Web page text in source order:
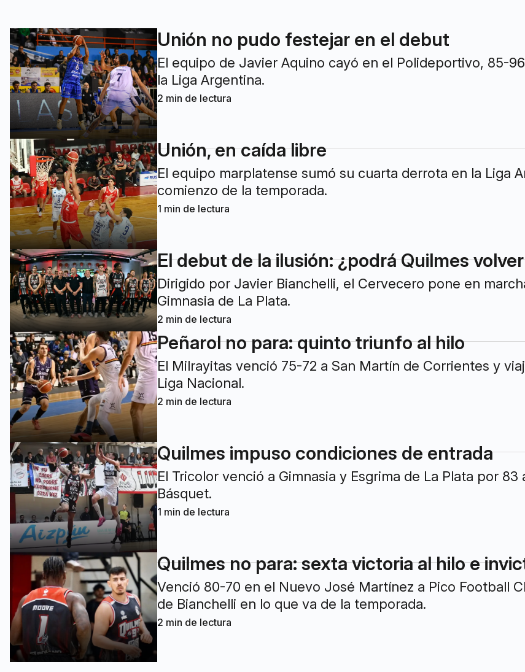
Unión no pudo festejar en el debut
El equipo de Javier Aquino cayó en el Polideportivo, 85-
la Liga Argentina.
2 min de lectura
Unión, en caída libre
El equipo marplatense sumó su cuarta derrota en la Liga
comienzo de la temporada.
1 min de lectura
El debut de la ilusión: ¿podrá Quilmes
Dirigido por Javier Bianchelli, el Cervecero pone en
Gimnasia de La Plata.
2 min de lectura
Peñarol no para: quinto triunfo al hilo
El Milrayitas venció 75-72 a San Martín de Corrientes y
Liga Nacional.
2 min de lectura
Quilmes impuso condiciones de entrada
El Tricolor venció a Gimnasia y Esgrima de La Plata por
Básquet.
1 min de lectura
Quilmes no para: sexta victoria al hilo e
Venció 80-70 en el Nuevo José Martínez a Pico Football
de Bianchelli en lo que va de la temporada.
2 min de lectura